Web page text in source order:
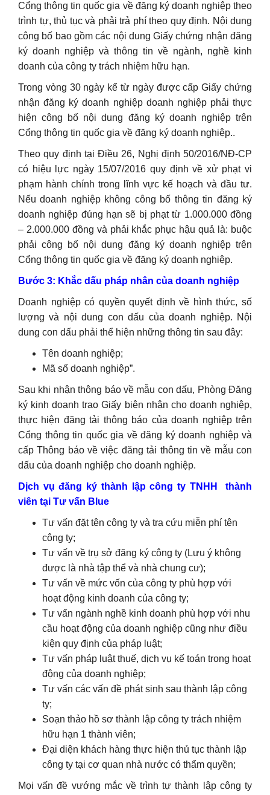
Cổng thông tin quốc gia về đăng ký doanh nghiệp theo
trình tự, thủ tục và phải trả phí theo quy định. Nội dung
công bố bao gồm các nội dung Giấy chứng nhận đăng
ký doanh nghiệp và thông tin về ngành, nghề kinh
doanh của công ty trách nhiệm hữu hạn.
Trong vòng 30 ngày kể từ ngày được cấp Giấy chứng
nhận đăng ký doanh nghiệp doanh nghiệp phải thực
hiện công bố nội dung đăng ký doanh nghiệp trên
Cổng thông tin quốc gia về đăng ký doanh nghiệp..
Theo quy định tại Điều 26, Nghị định 50/2016/NĐ-CP
có hiệu lực ngày 15/07/2016 quy định về xử phạt vi
phạm hành chính trong lĩnh vực kế hoạch và đầu tư.
Nếu doanh nghiệp không công bố thông tin đăng ký
doanh nghiệp đúng hạn sẽ bị phạt từ 1.000.000 đồng
– 2.000.000 đồng và phải khắc phục hậu quả là: buộc
phải công bố nội dung đăng ký doanh nghiệp trên
Cổng thông tin quốc gia về đăng ký doanh nghiệp.
Bước 3: Khắc dấu pháp nhân của doanh nghiệp
Doanh nghiệp có quyền quyết định về hình thức, số
lượng và nội dung con dấu của doanh nghiệp. Nội
dung con dấu phải thể hiện những thông tin sau đây:
Tên doanh nghiệp;
Mã số doanh nghiệp”.
Sau khi nhận thông báo về mẫu con dấu, Phòng Đăng
ký kinh doanh trao Giấy biên nhận cho doanh nghiệp,
thực hiện đăng tải thông báo của doanh nghiệp trên
Cổng thông tin quốc gia về đăng ký doanh nghiệp và
cấp Thông báo về việc đăng tải thông tin về mẫu con
dấu của doanh nghiệp cho doanh nghiệp.
Dịch vụ đăng ký thành lập công ty TNHH thành
viên tại Tư vấn Blue
Tư vấn đặt tên công ty và tra cứu miễn phí tên
công ty;
Tư vấn về trụ sở đăng ký công ty (Lưu ý không
được là nhà tập thể và nhà chung cư);
Tư vấn về mức vốn của công ty phù hợp với
hoạt động kinh doanh của công ty;
Tư vấn ngành nghề kinh doanh phù hợp với nhu
cầu hoạt động của doanh nghiệp cũng như điều
kiện quy định của pháp luật;
Tư vấn pháp luật thuế, dịch vụ kế toán trong hoạt
động của doanh nghiệp;
Tư vấn các vấn đề phát sinh sau thành lập công
ty;
Soạn thảo hồ sơ thành lập công ty trách nhiệm
hữu hạn 1 thành viên;
Đại diện khách hàng thực hiện thủ tục thành lập
công ty tại cơ quan nhà nước có thẩm quyền;
Mọi vấn đề vướng mắc về trình tự thành lập công ty